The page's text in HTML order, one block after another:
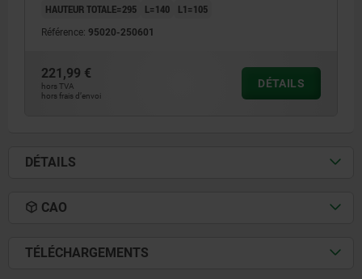
HAUTEUR TOTALE=295
L=140 L1=105
Référence: 95020-250601
221,99 €
hors TVA
hors frais d’envoi
DÉTAILS
DÉTAILS
CAO
TÉLÉCHARGEMENTS